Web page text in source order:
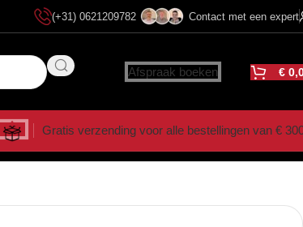
(+31) 0621209782 Contact met een expert
Afspraak boeken €
Gratis verzending voor alle bestellingen van €